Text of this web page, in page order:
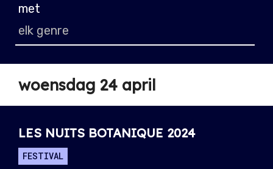
met
woensdag 24 april
LES NUITS BOTANIQUE 2024
FESTIVAL